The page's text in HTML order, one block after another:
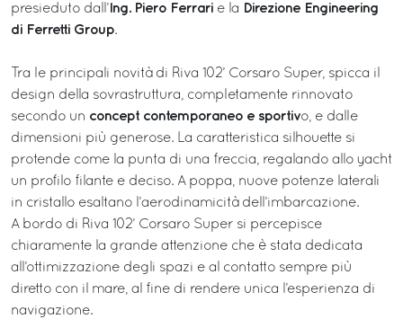
presieduto dall’ Ing. Piero Ferrari e la Direzione Engineering
di Ferretti Group.
Tra le principali novità di Riva 102’ Corsaro Super, spicca il
design della sovrastruttura, completamente rinnovato
secondo un concept contemporaneo e sportivo, e dalle
dimensioni più generose. La caratteristica silhouette si
protende come la punta di una freccia, regalando allo yacht
un profilo filante e deciso. A poppa, nuove potenze laterali
in cristallo esaltano l’aerodinamicità dell’imbarcazione.
A bordo di Riva 102’ Corsaro Super si percepisce
chiaramente la grande attenzione che è stata dedicata
all’ottimizzazione degli spazi e al contatto sempre più
diretto con il mare, al fine di rendere unica l’esperienza di
navigazione.